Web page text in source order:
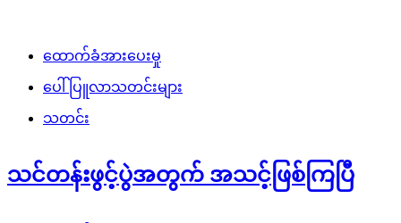
ထောက်ခံအားပေးမှု
ပေါ်ပြူလာသတင်းများ
သတင်း
သင်တန်းဖွင့်ပွဲအတွက် အသင့်ဖြစ်ကြပြီ